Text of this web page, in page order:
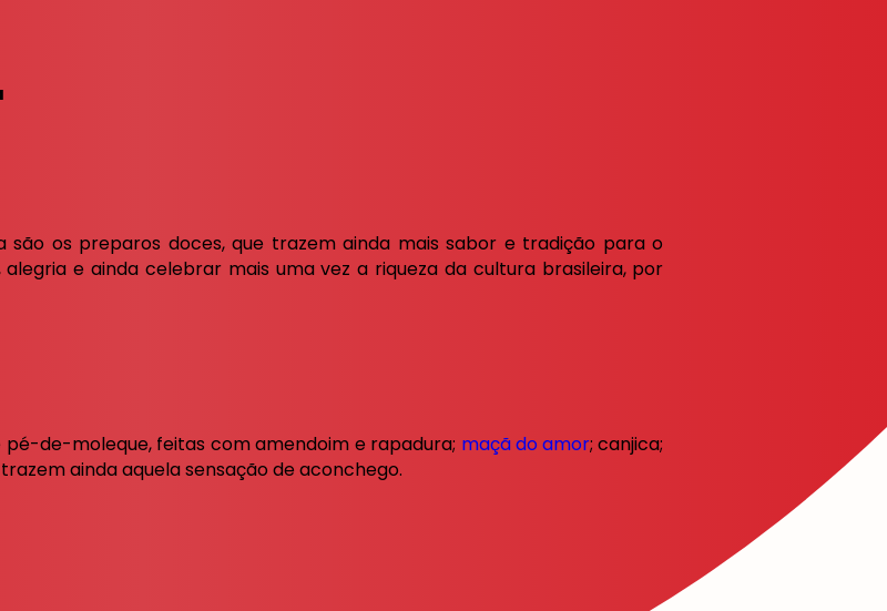
são os preparos doces, que trazem ainda mais sabor e tradição para o
e ainda celebrar mais uma vez a riqueza da cultura brasileira, por
pé-de-moleque, feitas com amendoim e rapadura; maçã do amor; canjica;
ainda aquela sensação de aconchego.